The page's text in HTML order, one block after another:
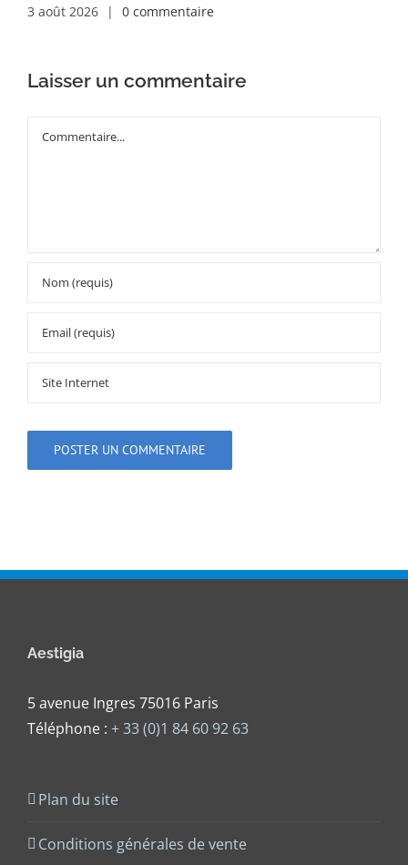
3 août 2026 | 0 commentaire
Laisser un commentaire
Commentaire
Aestigia
5 avenue Ingres 75016 Paris
Téléphone : + 33 (0)1 84 60 92 63
Plan du site
Conditions générales de vente